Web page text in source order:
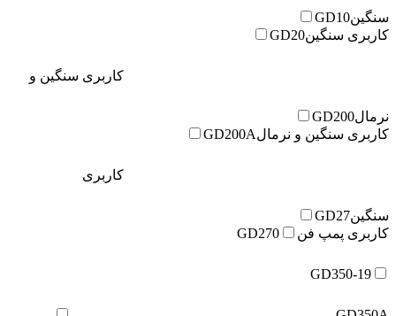
سنگینGD10
کاربری سنگینGD20
کاربری سنگین و
نرمالGD200
کاربری سنگین و نرمالGD200A
کاربری
سنگینGD27
کاربری پمپ فن
GD270
GD350-19